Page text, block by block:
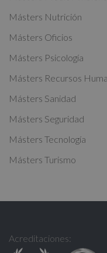
v
e
:
Másters Nutrición
Másters Oficios
Másters Psicología
Másters Recursos
Másters Sanidad
Másters Seguridad
Másters Tecnología
Másters Turismo
Acreditaciones: